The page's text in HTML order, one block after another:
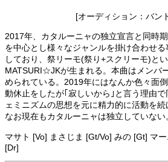
[オーディション：バン
2017年、カタルーニャの独立宣言と同時
を中心とし様々なジャンルを掛け合わせ
しており、祭リーモ(祭り+スクリーモ)と
MATSURI☆JKが生まれる。本曲はメンバ
められている。2019年にはなんか色々面
動休止をしたが｢寂しいから｣と言う理由
ェミニズムの思想を元に精力的に活動を続
なお現在もカタルーニャは独立していない
マサト [Vo] まさじま [Gt/Vo] みの [Gt] マ
[Dr]